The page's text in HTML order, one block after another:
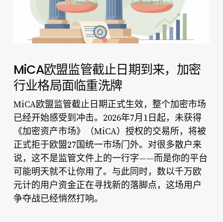
MiCA欧盟监管截止日期到来，加密
行业格局面临重洗牌
MiCA欧盟监管截止日期正式生效，整个加密市场
已经开始感受到冲击。2026年7月1日起，未获得
《加密资产市场》（MiCA）授权的交易所，将被
正式拒于欧盟27国统一市场门外。对很多散户来
说，这不是监管文件上的一行字——而是你的平台
可能明天就不让你用了。与此同时，数以千万欧
元计的用户资金正在寻找新的落脚点，这场用户
争夺战已经悄然打响。